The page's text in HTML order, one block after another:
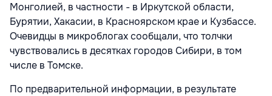
Монголией, в частности - в Иркутской области,
Бурятии, Хакасии, в Красноярском крае и Кузбассе.
Очевидцы в микроблогах сообщали, что толчки
чувствовались в десятках городов Сибири, в том
числе в Томске.
По предварительной информации, в результате